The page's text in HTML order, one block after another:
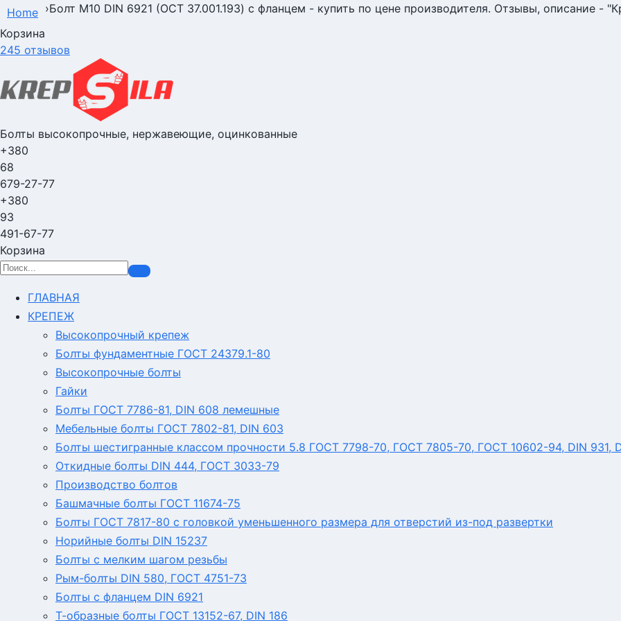
Home ›Болт М10 DIN 6921 (ОСТ 37.001.193) с фланцем - купить по цене производителя. Отзывы, описание -
Корзина
245 отзывов
Болты высокопрочные, нержавеющие, оцинкованные
+380
68
679-27-77
+380
93
491-67-77
Корзина
ГЛАВНАЯ
КРЕПЕЖ
Высокопрочный крепеж
Болты фундаментные ГОСТ 24379.1-80
Высокопрочные болты
Гайки
Болты ГОСТ 7786-81, DIN 608 лемешные
Мебельные болты ГОСТ 7802-81, DIN 603
Болты шестигранные классом прочности 5.8 ГОСТ 7798-70, ГОСТ 7805-70, ГОСТ 10602-94, DIN 931,
Откидные болты DIN 444, ГОСТ 3033-79
Производство болтов
Башмачные болты ГОСТ 11674-75
Болты ГОСТ 7817-80 с головкой уменьшенного размера для отверстий из-под развертки
Норийные болты DIN 15237
Болты с мелким шагом резьбы
Рым-болты DIN 580, ГОСТ 4751-73
Болты с фланцем DIN 6921
Т-образные болты ГОСТ 13152-67, DIN 186